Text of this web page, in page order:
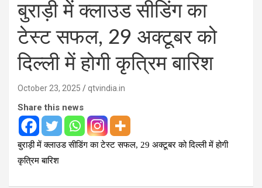
बुराड़ी में क्लाउड सीडिंग का
टेस्ट सफल, 29 अक्टूबर को
दिल्ली में होगी कृत्रिम बारिश
October 23, 2025 qtvindia.in
Share this news
बुराड़ी में क्लाउड सीडिंग का टेस्ट सफल, 29 अक्टूबर को दिल्ली में होगी
कृत्रिम बारिश